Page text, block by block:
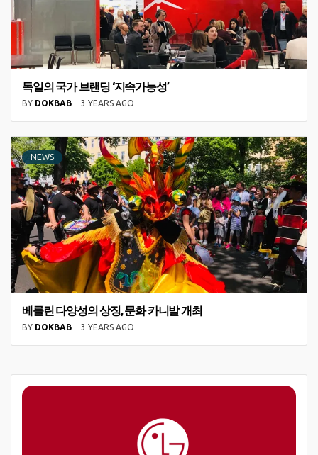
독일의 국가 브랜딩 ‘지속가능성’
BY DOKBAB 3 YEARS AGO
NEWS
베를린 다양성의 상징, 문화 카니발 개최
BY DOKBAB 3 YEARS AGO